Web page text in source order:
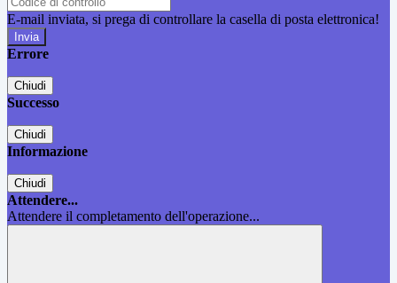
E-mail inviata, si prega di controllare la casella di posta elettronica!
Errore
Chiudi
Successo
Chiudi
Informazione
Chiudi
Attendere...
Attendere il completamento dell'operazione...